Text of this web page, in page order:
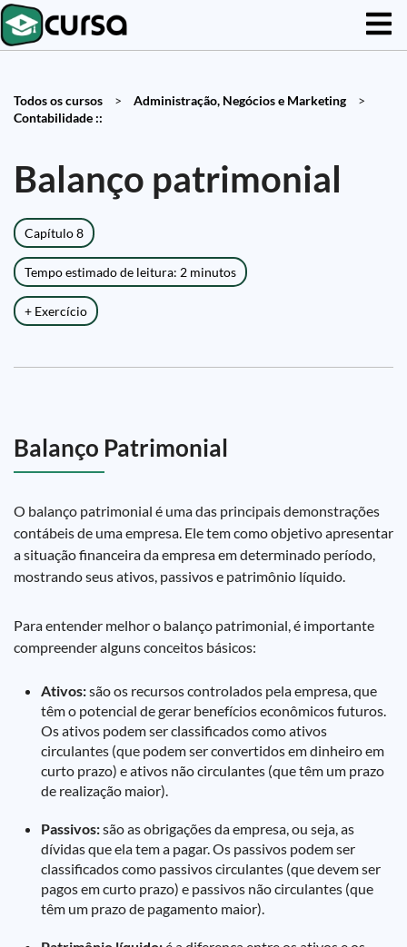
Todos os cursos > Administração, Negócios e Marketing
>
Contabilidade ::
Balanço patrimonial
Capítulo 8
Tempo estimado de leitura: 2 minutos
+ Exercício
Balanço Patrimonial
O balanço patrimonial é uma das principais demonstrações
contábeis de uma empresa. Ele tem como objetivo apresentar
a situação financeira da empresa em determinado período,
mostrando seus ativos, passivos e patrimônio líquido.
Para entender melhor o balanço patrimonial, é importante
compreender alguns conceitos básicos:
Ativos:são os recursos controlados pela empresa, que
têm o potencial de gerar benefícios econômicos futuros.
Os ativos podem ser classificados como ativos
circulantes (que podem ser convertidos em dinheiro em
curto prazo) e ativos não circulantes (que têm um prazo
de realização maior).
Passivos:são as obrigações da empresa, ou seja, as
dívidas que ela tem a pagar. Os passivos podem ser
classificados como passivos circulantes (que devem ser
pagos em curto prazo) e passivos não circulantes (que
têm um prazo de pagamento maior).